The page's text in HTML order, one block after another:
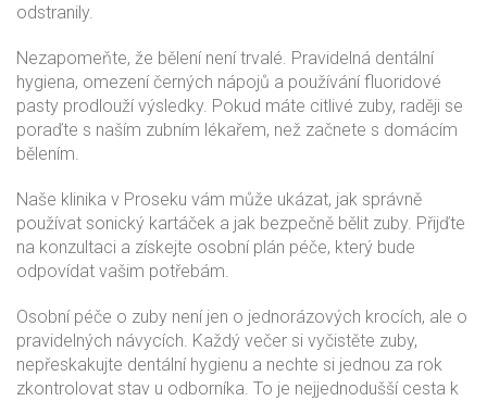
odstranily.
Nezapomeňte, že bělení není trvalé. Pravidelná dentální
hygiena, omezení černých nápojů a používání fluoridové
pasty prodlouží výsledky. Pokud máte citlivé zuby, raději se
poraďte s naším zubním lékařem, než začnete s domácím
bělením.
Naše klinika v Proseku vám může ukázat, jak správně
používat sonický kartáček a jak bezpečně bělit zuby. Přijďte
na konzultaci a získejte osobní plán péče, který bude
odpovídat vašim potřebám.
Osobní péče o zuby není jen o jednorázových krocích, ale o
pravidelných návycích. Každý večer si vyčistěte zuby,
nepřeskakujte dentální hygienu a nechte si jednou za rok
zkontrolovat stav u odborníka. To je nejjednodušší cesta k